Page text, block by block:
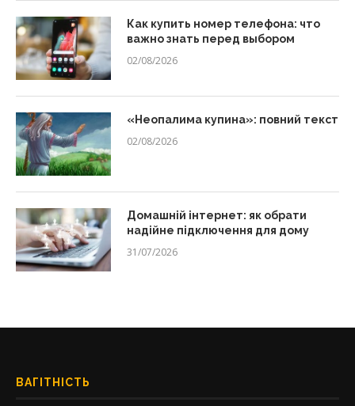
Как купить номер телефона: что
важно знать перед выбором
02/08/2026
«Неопалима купина»: повний текст
02/08/2026
Домашній інтернет: як обрати
надійне підключення для дому
31/07/2026
ВАГІТНІСТЬ